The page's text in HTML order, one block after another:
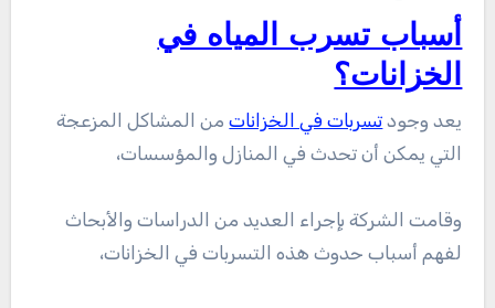
أسباب تسرب المياه في
الخزانات؟
يعد وجود تسربات في الخزاناتمن المشاكل المزعجة
التي يمكن أن تحدث في المنازل والمؤسسات،
وقامت الشركة بإجراء العديد من الدراسات والأبحاث
لفهم أسباب حدوث هذه التسربات في الخزانات،